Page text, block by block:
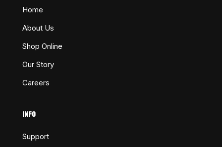
Home
About Us
Shop Online
Our Story
Careers
INFO
Support